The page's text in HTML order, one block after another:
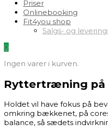
Priser
Onlinebooking
Fit4you shop
Salgs- og
0
Ingen varer i kurven.
Ryttertræning på
Holdet vil have fokus på
omkring bækkenet, på
balance, så sædets